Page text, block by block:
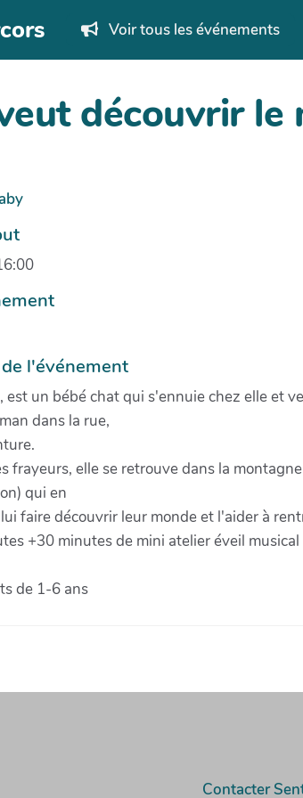
Voir tous les événements
découvrir le
l'événement
est un bébé chat qui s'ennuie chez elle et
dans la rue,
frayeurs, elle se retrouve dans la
qui en
faire découvrir leur monde et l'aider à
+30 minutes de mini atelier éveil
de 1-6 ans
Contacter